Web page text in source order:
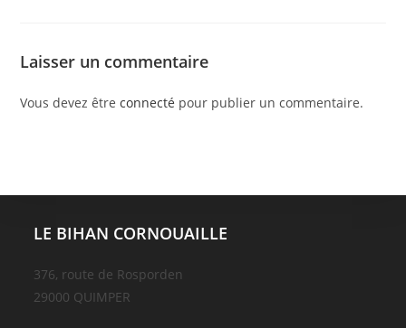
Laisser un commentaire
Vous devez êtreconnecté pour publier un commentaire.
LE BIHAN CORNOUAILLE
376, route de Rosporden
29000 QUIMPER